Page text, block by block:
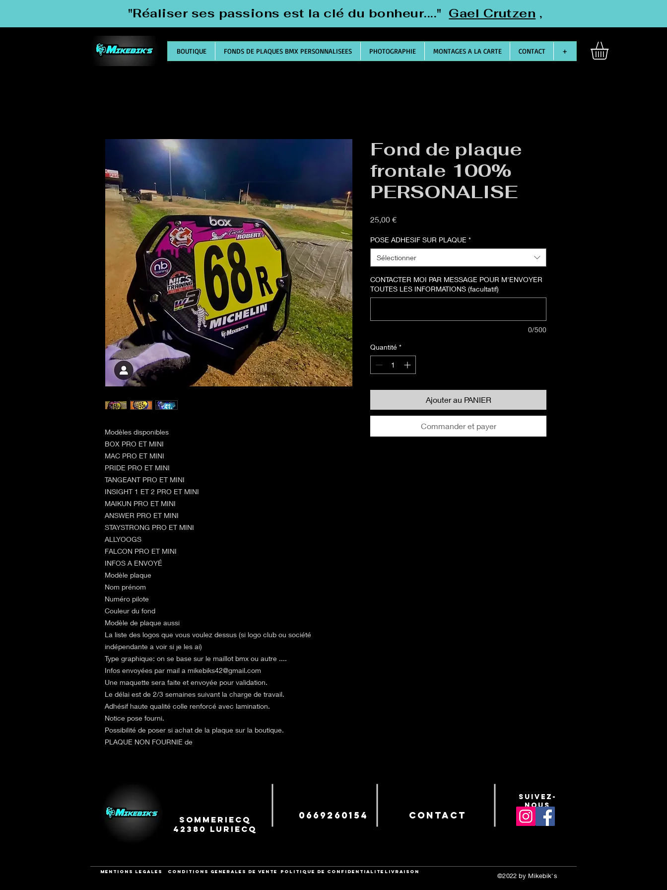
"Réaliser ses passions est la clé du bonheur...." Gael Crutzen ,
BOUTIQUE FONDS DE PLAQUES BMX PERSONNALISEES PHOTOGRAPHIE MONTAGES A LA CARTE CONTACT +
Modèles disponibles
BOX PRO ET MINI
MAC PRO ET MINI
PRIDE PRO ET MINI
TANGEANT PRO ET MINI
INSIGHT 1 ET 2 PRO ET MINI
MAIKUN PRO ET MINI
ANSWER PRO ET MINI
STAYSTRONG PRO ET MINI
ALLYOOGS
FALCON PRO ET MINI
INFOS A ENVOYÉ
Modèle plaque
Nom prénom
Numéro pilote
Couleur du fond
Modèle de plaque aussi
La liste des logos que vous voulez dessus (si logo club ou société
indépendante a voir si je les ai)
Type graphique: on se base sur le maillot bmx ou autre ....
Infos envoyées par mail a mikebiks42@gmail.com
Une maquette sera faite et envoyée pour validation.
Le délai est de 2/3 semaines suivant la charge de travail.
Adhésif haute qualité colle renforcé avec lamination.
Notice pose fourni.
Possibilité de poser si achat de la plaque sur la boutique.
PLAQUE NON FOURNIE de
Fond de plaque
frontale 100%
PERSONALISE
25,00 €Prix
POSE ADHESIF SUR PLAQUE *
Sélectionner
CONTACTER MOI PAR MESSAGE POUR M'ENVOYER
TOUTES LES INFORMATIONS (facultatif)
0/500
Quantité *
Ajouter au PANIER
Commander et payer
contact
suivez-
nous
Sommeriecq
42380 Luriecq
0669260154
Mentions legales CONDITIONS GENERALES DE VENTE Livraison
POLITIQUE DE CONFIDENTIALITE
©2022 by Mikebik's